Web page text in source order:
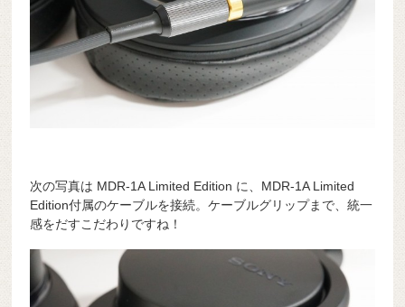
次の写真は MDR-1A Limited Edition に、MDR-1A Limited
Edition付属のケーブルを接続。ケーブルグリップまで、統一
感をだすこだわりですね！